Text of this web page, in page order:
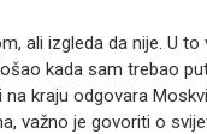
ali izgleda da nije. U
kada sam trebao
kraju odgovara
važno je govoriti o